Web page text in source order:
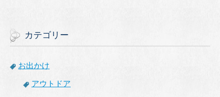
カテゴリー
お出かけ
アウトドア